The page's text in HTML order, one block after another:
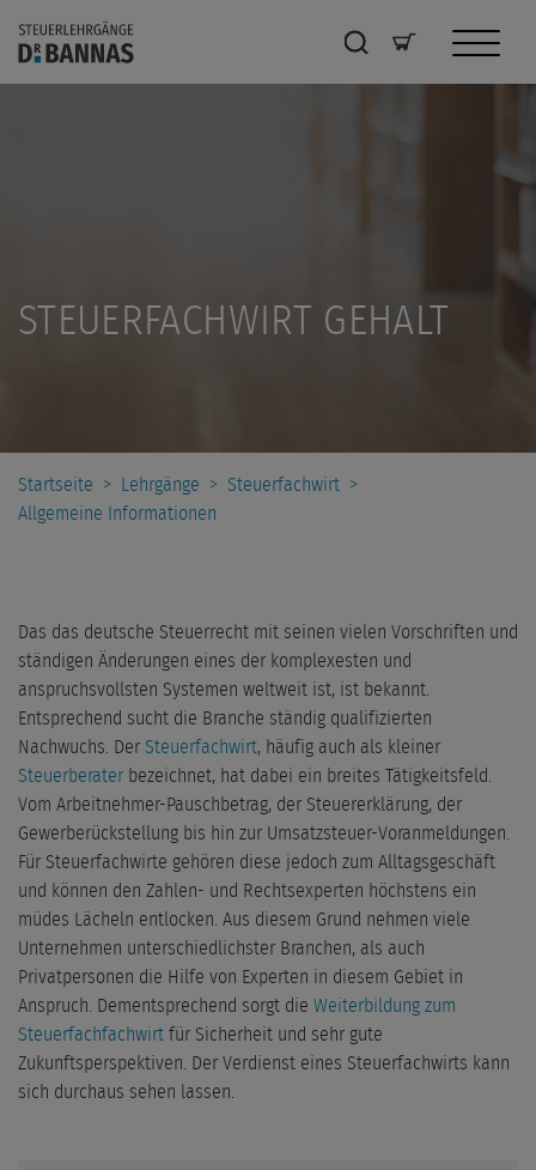
STEUERFACHWIRT GEHALT
Startseite > Lehrgänge > Steuerfachwirt >
Allgemeine Informationen
Das das deutsche Steuerrecht mit seinen vielen Vorschriften und
ständigen Änderungen eines der komplexesten und
anspruchsvollsten Systemen weltweit ist, ist bekannt.
Entsprechend sucht die Branche ständig qualifizierten
Nachwuchs. Der Steuerfachwirt, häufig auch als kleiner
Steuerberater bezeichnet, hat dabei ein breites Tätigkeitsfeld.
Vom Arbeitnehmer-Pauschbetrag, der Steuererklärung, der
Gewerberückstellung bis hin zur Umsatzsteuer-Voranmeldungen.
Für Steuerfachwirte gehören diese jedoch zum Alltagsgeschäft
und können den Zahlen- und Rechtsexperten höchstens ein
müdes Lächeln entlocken. Aus diesem Grund nehmen viele
Unternehmen unterschiedlichster Branchen, als auch
Privatpersonen die Hilfe von Experten in diesem Gebiet in
Anspruch. Dementsprechend sorgt die Weiterbildung zum
Steuerfachfachwirt für Sicherheit und sehr gute
Zukunftsperspektiven. Der Verdienst eines Steuerfachwirts kann
sich durchaus sehen lassen.